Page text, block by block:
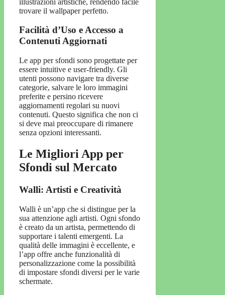
trovare il wallpaper perfetto.
Facilità d’Uso e Accesso a
Contenuti Aggiornati
Le app per sfondi sono progettate per
essere intuitive e user-friendly. Gli
utenti possono navigare tra diverse
categorie, salvare le loro immagini
preferite e persino ricevere
aggiornamenti regolari su nuovi
contenuti. Questo significa che non ci
si deve mai preoccupare di rimanere
senza opzioni interessanti.
Le Migliori App per
Sfondi sul Mercato
Walli: Artisti e Creatività
Walli è un’app che si distingue per la
sua attenzione agli artisti. Ogni sfondo
è creato da un artista, permettendo di
supportare i talenti emergenti. La
qualità delle immagini è eccellente, e
l’app offre anche funzionalità di
personalizzazione come la possibilità
di impostare sfondi diversi per le varie
schermate.